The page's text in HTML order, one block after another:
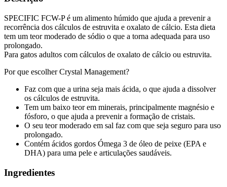
SPECIFIC FCW-P é um alimento húmido que ajuda a prevenir a
recorrência dos cálculos de estruvita e oxalato de cálcio. Esta dieta
tem um teor moderado de sódio o que a torna adequada para uso
prolongado.
Para gatos adultos com cálculos de oxalato de cálcio ou estruvita.
Por que escolher Crystal Management?
Faz com que a urina seja mais ácida, o que ajuda a dissolver
os cálculos de estruvita.
Tem um baixo teor em minerais, principalmente magnésio e
fósforo, o que ajuda a prevenir a formação de cristais.
O seu teor moderado em sal faz com que seja seguro para uso
prolongado.
Contém ácidos gordos Ómega 3 de óleo de peixe (EPA e
DHA) para uma pele e articulações saudáveis.
Ingredientes